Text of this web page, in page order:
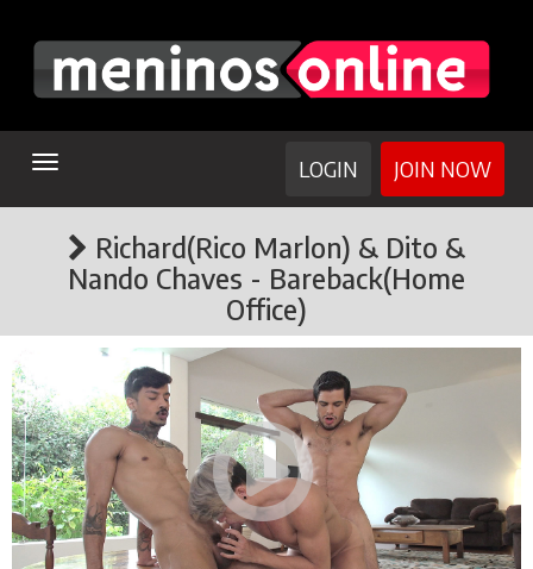
TOGGLE
JOIN NOW
LOGIN
Richard(Rico Marlon) & Dito &
Nando Chaves - Bareback(Home
Office)